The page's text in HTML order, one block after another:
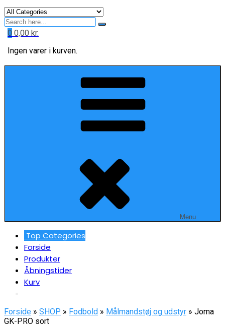
Search
for
0 0,00 kr.
Ingen varer i kurven.
Menu
Top Categories
Forside
Produkter
Åbningstider
Kurv
Forside » SHOP » Fodbold » Målmandstøj og udstyr » Joma
GK-PRO sort